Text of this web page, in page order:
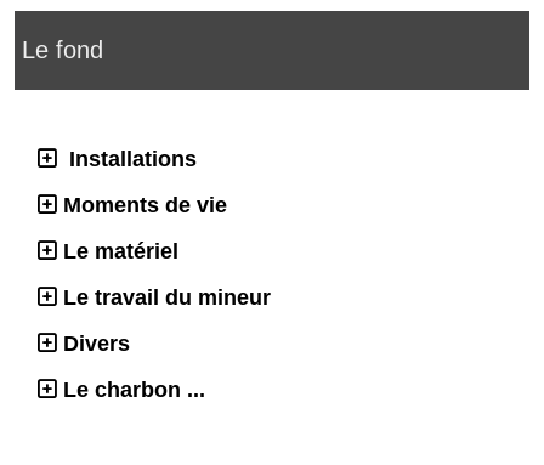
Le fond
Installations
Moments de vie
Le matériel
Le travail du mineur
Divers
Le charbon ...